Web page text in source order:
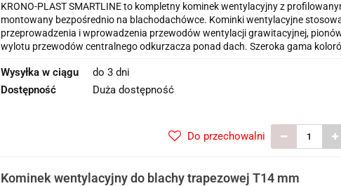
KRONO-PLAST SMARTLINE to kompletny kominek wentylacyjny z
montowany bezpośrednio na blachodachówce. Kominki wentylacyjne
przeprowadzenia i wprowadzenia przewodów wentylacji grawitacyjnej,
wylotu przewodów centralnego odkurzacza ponad dach. Szeroka gama
Wysyłka w ciągu
do 3 dni
Dostępność
Duża dostępność
Do przechowalni
Kominek wentylacyjny do blachy trapezowej T14 mm